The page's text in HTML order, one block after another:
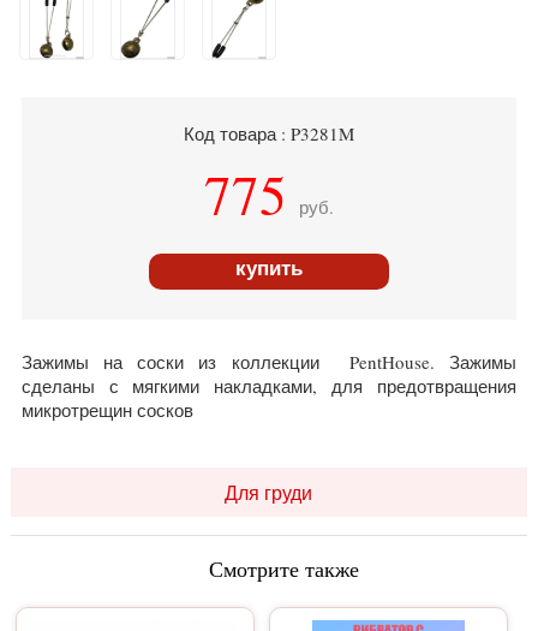
Код товара : P3281M
775 руб.
купить
Зажимы на соски из коллекции PentHouse. Зажимы
сделаны с мягкими накладками, для предотвращения
микротрещин сосков
Для груди
Смотрите также